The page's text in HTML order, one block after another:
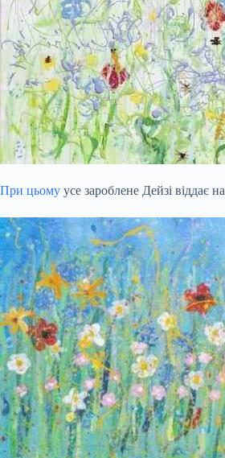
При цьому усе зароблене Дейзі віддає